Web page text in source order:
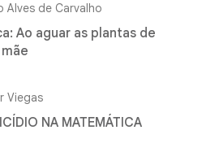
Alves de Carvalho
Ao aguar as plantas de
Viegas
NA MATEMÁTICA